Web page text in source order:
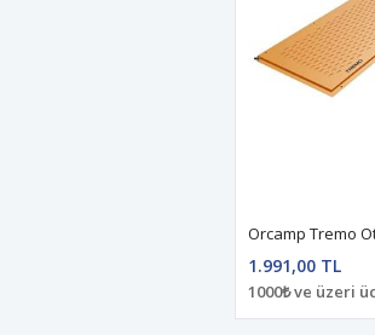
1.991,00 TL
1000₺ ve üzeri